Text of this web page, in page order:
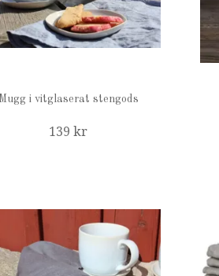
Mugg i vitglaserat stengods
139 kr